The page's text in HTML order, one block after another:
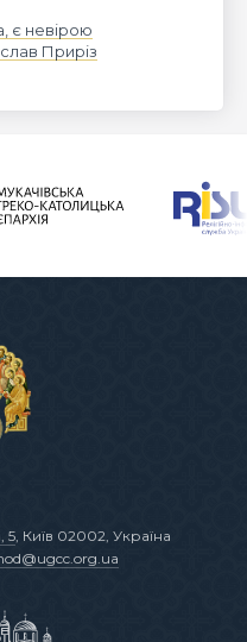
є невірою
Приріз
5, Київ 02002, Україна